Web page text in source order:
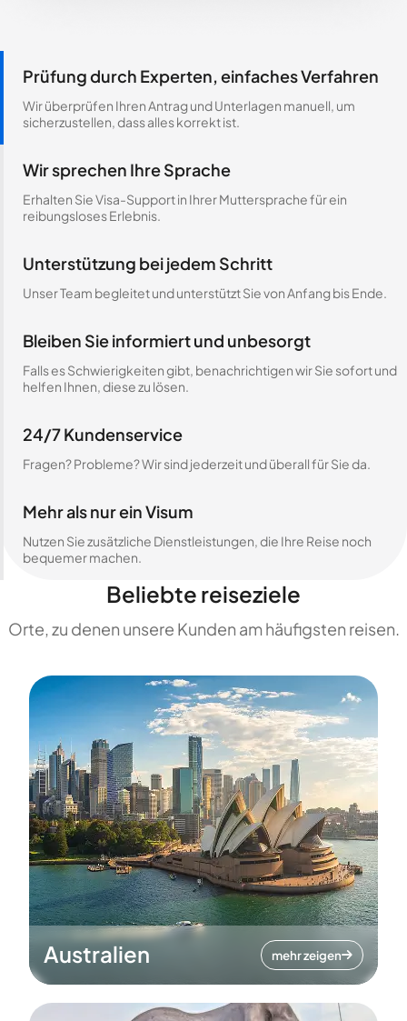
Prüfung durch Experten, einfaches Verfahren
Wir überprüfen Ihren Antrag und Unterlagen manuell, um
sicherzustellen, dass alles korrekt ist.
Wir sprechen Ihre Sprache
Erhalten Sie Visa-Support in Ihrer Muttersprache für ein
reibungsloses Erlebnis.
Unterstützung bei jedem Schritt
Unser Team begleitet und unterstützt Sie von Anfang bis Ende.
Bleiben Sie informiert und unbesorgt
Falls es Schwierigkeiten gibt, benachrichtigen wir Sie sofort und
helfen Ihnen, diese zu lösen.
24/7 Kundenservice
Fragen? Probleme? Wir sind jederzeit und überall für Sie da.
Mehr als nur ein Visum
Nutzen Sie zusätzliche Dienstleistungen, die Ihre Reise noch
bequemer machen.
Beliebte reiseziele
Orte, zu denen unsere Kunden am häufigsten reisen.
Australien mehr zeigen